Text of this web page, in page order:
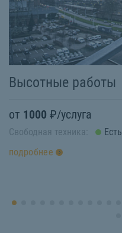
Высотные работы
от 1000 ₽/услуга
Свободная техника:
Есть
подробнее